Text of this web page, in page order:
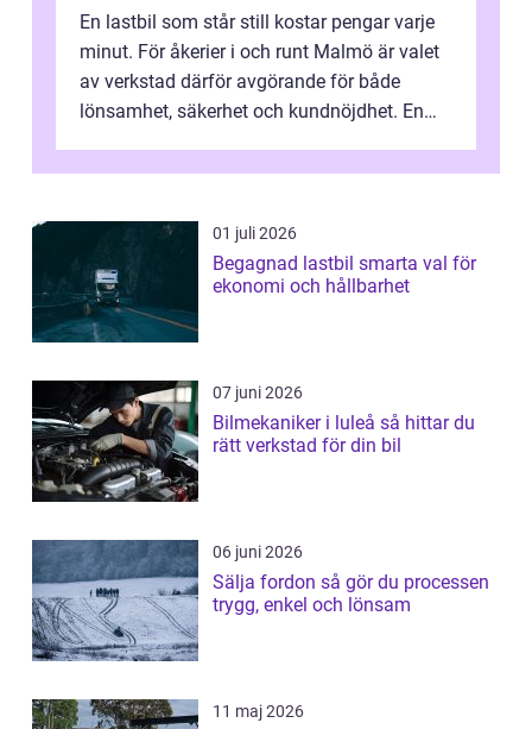
En lastbil som står still kostar pengar varje
minut. För åkerier i och runt Malmö är valet
av verkstad därför avgörande för både
lönsamhet, säkerhet och kundnöjdhet. En
01 juli 2026
Begagnad lastbil smarta val för
ekonomi och hållbarhet
07 juni 2026
Bilmekaniker i luleå så hittar du
rätt verkstad för din bil
06 juni 2026
Sälja fordon så gör du processen
trygg, enkel och lönsam
11 maj 2026